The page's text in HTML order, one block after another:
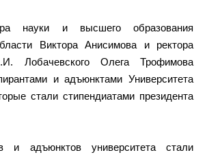
науки и высшего образования
Виктора Анисимова и ректора
Лобачевского Олега Трофимова
и адъюнктами Университета
стали стипендиатами президента
и адъюнктов университета стали